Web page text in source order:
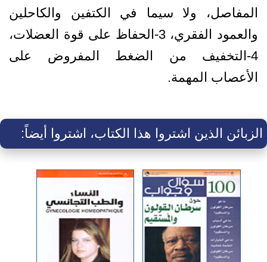
المفاصل، ولا سيما في الكتفين والكاحلين
والعمود الفقري، 3-الحفاظ على قوة العضلات،
4-التخفيف من الضغط المفروض على
الأعصاب المهمة.
الزبائن الذين اشتروا هذا الكتاب، اشتروا أيضاً: